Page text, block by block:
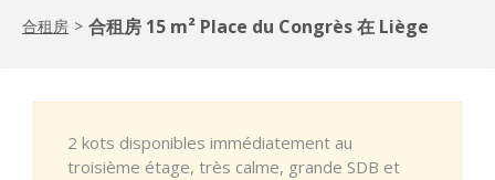
合租房 > 合租房 15 m² Place du Congrès 在 Liège
2 kots disponibles immédiatement au
troisième étage, très calme, grande SDB et